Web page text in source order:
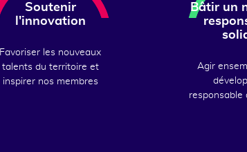
Soutenir
l'innovation
Favoriser les nouveaux
talents du territoire et
inspirer nos membres
Bâtir un
Agir
responsable